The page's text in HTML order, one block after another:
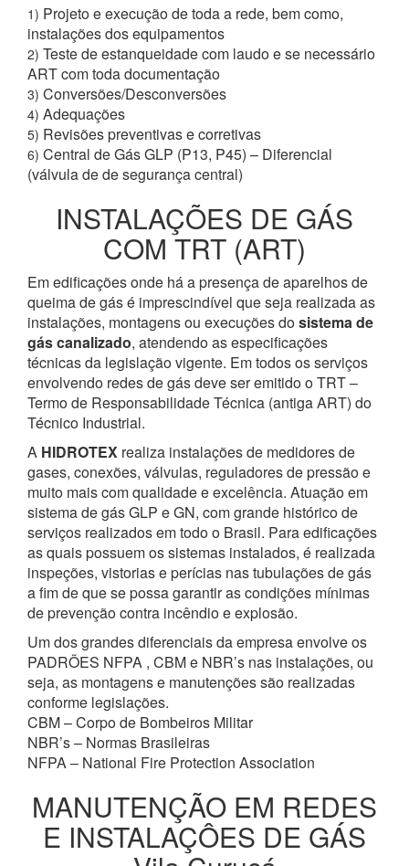
1) Projeto e execução de toda a rede, bem como,
instalações dos equipamentos
2) Teste de estanqueidade com laudo e se necessário
ART com toda documentação
3) Conversões/Desconversões
4) Adequações
5) Revisões preventivas e corretivas
6) Central de Gás GLP (P13, P45) – Diferencial
(válvula de de segurança central)
INSTALAÇÕES DE GÁS
COM TRT (ART)
Em edificações onde há a presença de aparelhos de
queima de gás é imprescindível que seja realizada as
instalações, montagens ou execuções dosistema de
gás canalizado, atendendo as especificações
técnicas da legislação vigente. Em todos os serviços
envolvendo redes de gás deve ser emitido o TRT –
Termo de Responsabilidade Técnica (antiga ART) do
Técnico Industrial.
A HIDROTEX realiza instalações de medidores de
gases, conexões, válvulas, reguladores de pressão e
muito mais com qualidade e excelência. Atuação em
sistema de gás GLP e GN, com grande histórico de
serviços realizados em todo o Brasil. Para edificações
as quais possuem os sistemas instalados, é realizada
inspeções, vistorias e perícias nas tubulações de gás
a fim de que se possa garantir as condições mínimas
de prevenção contra incêndio e explosão.
Um dos grandes diferenciais da empresa envolve os
PADRÕES NFPA , CBM e NBR’s nas instalações, ou
seja, as montagens e manutenções são realizadas
conforme legislações.
CBM – Corpo de Bombeiros Militar
NBR’s – Normas Brasileiras
NFPA – National Fire Protection Association
MANUTENÇÃO EM REDES
E INSTALAÇÔES DE GÁS